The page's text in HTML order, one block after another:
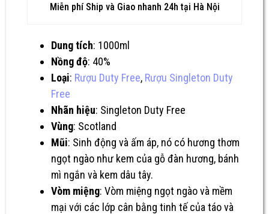
Miễn phí Ship và Giao nhanh 24h tại Hà Nội
Dung tích: 1000ml
Nồng độ: 40%
Loại: Rượu Duty Free, Rượu Singleton Duty
Free
Nhãn hiệu: Singleton Duty Free
Vùng: Scotland
Mũi: Sinh động và ấm áp, nó có hương thơm
ngọt ngào như kem của gỗ đàn hương, bánh
mì ngắn và kem dâu tây.
Vòm miệng: Vòm miệng ngọt ngào và mềm
mại với các lớp cân bằng tinh tế của táo và